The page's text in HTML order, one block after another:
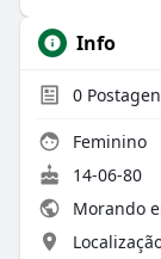
Info
0
Feminino
14-06-80
Morando